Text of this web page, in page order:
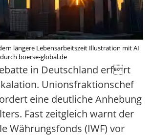
längere Lebensarbeitszeit Illustration mit AI
boerse-global.de
in Deutschland erfrt
Unionsfraktionschef
eine deutliche Anhebung
Fast zeitgleich warnt der
Währungsfonds (IWF) vor